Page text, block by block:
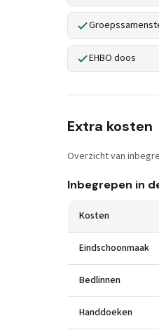
EHBO doos
Extra kosten
Overzicht van
Inbegrepen in
Kosten
Eindschoonmaak
Bedlinnen
Handdoeken